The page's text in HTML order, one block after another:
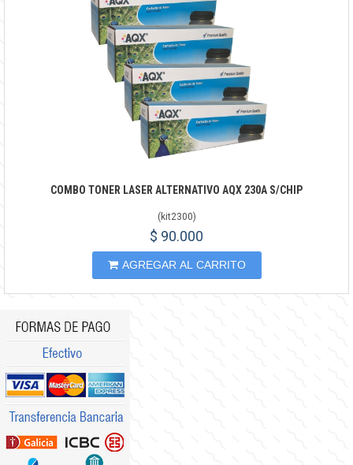
COMBO TONER LASER ALTERNATIVO AQX 230A S/CHIP
(kit2300)
$ 90.000
AGREGAR AL CARRITO